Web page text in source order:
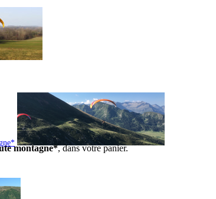
montagne*, dans votre panier.